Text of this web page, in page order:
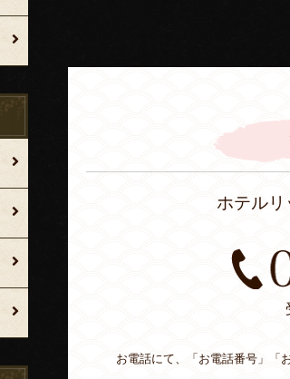
ホテル
お電話にて、「お電話番号」「